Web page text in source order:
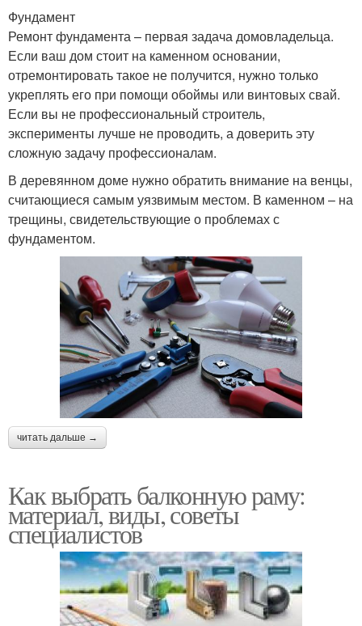
Фундамент
Ремонт фундамента – первая задача домовладельца.
Если ваш дом стоит на каменном основании,
отремонтировать такое не получится, нужно только
укреплять его при помощи обоймы или винтовых свай.
Если вы не профессиональный строитель,
эксперименты лучше не проводить, а доверить эту
сложную задачу профессионалам.
В деревянном доме нужно обратить внимание на венцы,
считающиеся самым уязвимым местом. В каменном – на
трещины, свидетельствующие о проблемах с
фундаментом.
читать дальше →
Как выбрать балконную раму:
материал, виды, советы
специалистов